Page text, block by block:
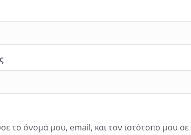
το όνομά μου, email, και τον ιστότοπο μου